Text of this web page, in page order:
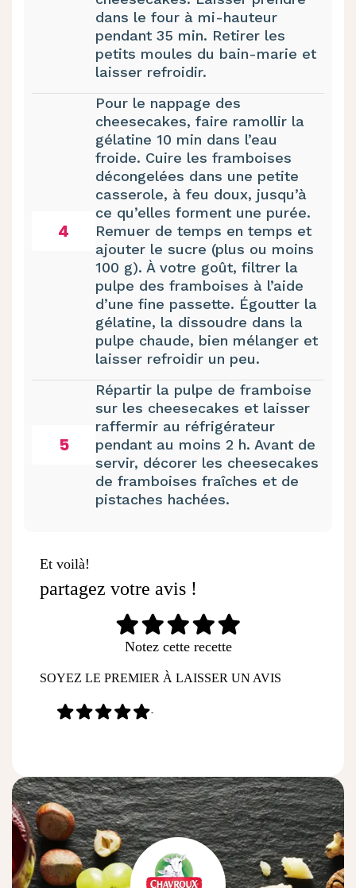
dans le four à mi-hauteur
pendant 35 min. Retirer les
petits moules du bain-marie et
laisser refroidir.
4
Pour le nappage des
cheesecakes, faire ramollir la
gélatine 10 min dans l’eau
froide. Cuire les framboises
décongelées dans une petite
casserole, à feu doux, jusqu’à
ce qu’elles forment une purée.
Remuer de temps en temps et
ajouter le sucre (plus ou moins
100 g). À votre goût, filtrer la
pulpe des framboises à l’aide
d’une fine passette. Égoutter la
gélatine, la dissoudre dans la
pulpe chaude, bien mélanger et
laisser refroidir un peu.
5
Répartir la pulpe de framboise
sur les cheesecakes et laisser
raffermir au réfrigérateur
pendant au moins 2 h. Avant de
servir, décorer les cheesecakes
de framboises fraîches et de
pistaches hachées.
Et voilà!
partagez votre avis !
Notez cette recette
SOYEZ LE PREMIER À LAISSER UN AVIS
-